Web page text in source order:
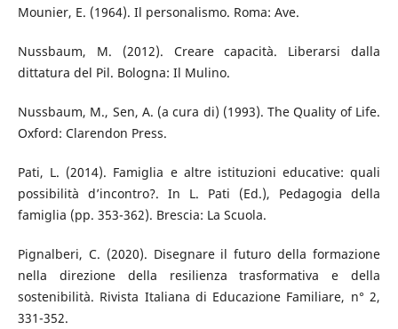
Mounier, E. (1964). Il personalismo. Roma: Ave.
Nussbaum, M. (2012). Creare capacità. Liberarsi dalla
dittatura del Pil. Bologna: Il Mulino.
Nussbaum, M., Sen, A. (a cura di) (1993). The Quality of Life.
Oxford: Clarendon Press.
Pati, L. (2014). Famiglia e altre istituzioni educative: quali
possibilità d’incontro?. In L. Pati (Ed.), Pedagogia della
famiglia (pp. 353-362). Brescia: La Scuola.
Pignalberi, C. (2020). Disegnare il futuro della formazione
nella direzione della resilienza trasformativa e della
sostenibilità. Rivista Italiana di Educazione Familiare, n° 2,
331-352.